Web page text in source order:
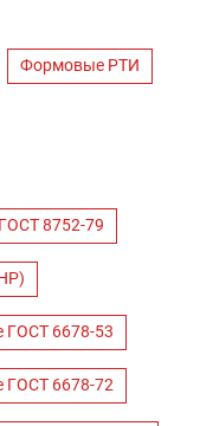
Формовые РТИ
8752-79
ГОСТ 6678-53
ГОСТ 6678-72